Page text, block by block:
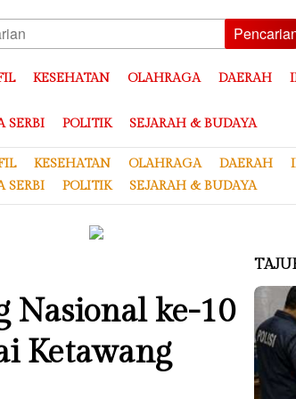
KESEHATAN OLAHRAGA DAERAH
SERBI POLITIK SEJARAH & BUDAYA
KESEHATAN OLAHRAGA DAERAH
SERBI POLITIK SEJARAH & BUDAYA
Nasional ke-10
Ketawang